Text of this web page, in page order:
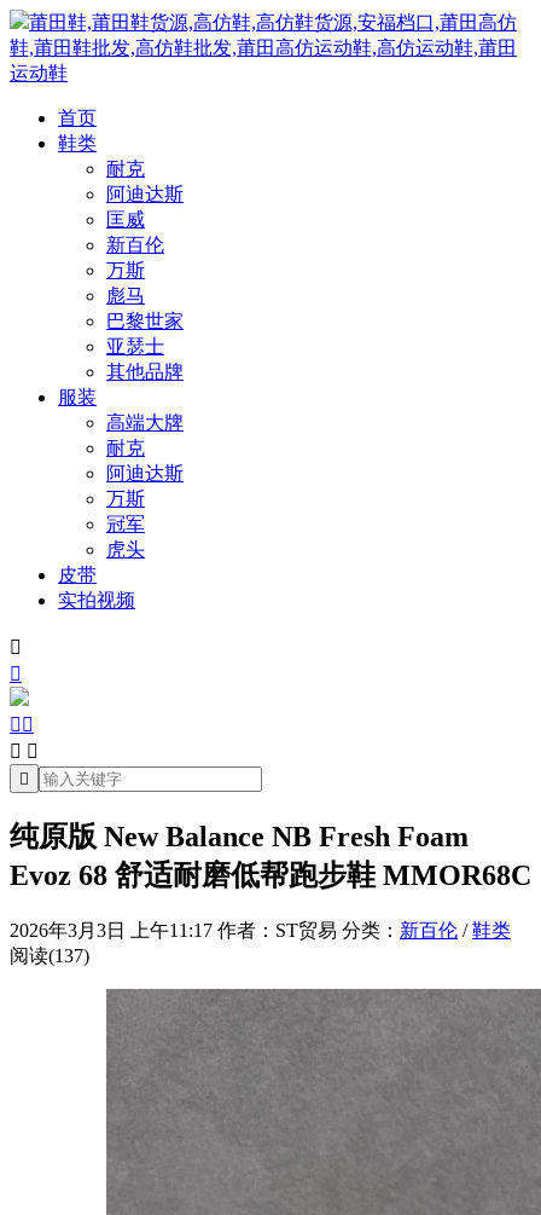
莆田鞋,莆田鞋货源,高仿鞋,高仿鞋货源,安福档口,莆田高仿
鞋,莆田鞋批发,高仿鞋批发,莆田高仿运动鞋,高仿运动鞋,莆田
运动鞋
首页
鞋类
耐克
阿迪达斯
匡威
新百伦
万斯
彪马
巴黎世家
亚瑟士
其他品牌
服装
高端大牌
耐克
阿迪达斯
万斯
冠军
虎头
皮带
实拍视频


 
 

纯原版 New Balance NB Fresh Foam
Evoz 68 舒适耐磨低帮跑步鞋 MMOR68C
2026年3月3日 上午11:17 作者：ST贸易 分类： 新百伦 /鞋类
阅读(137)